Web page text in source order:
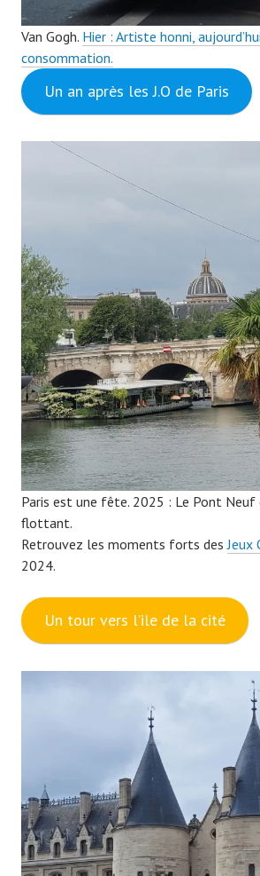
Van Gogh. Hier : Artiste honni,
consommation.
Un an après les J.O de Paris
Paris est une fête. 2025 : Le Pont Neuf
flottant.
Retrouvez les moments forts desJeux
2024.
Un tour vers l’ile de la cité